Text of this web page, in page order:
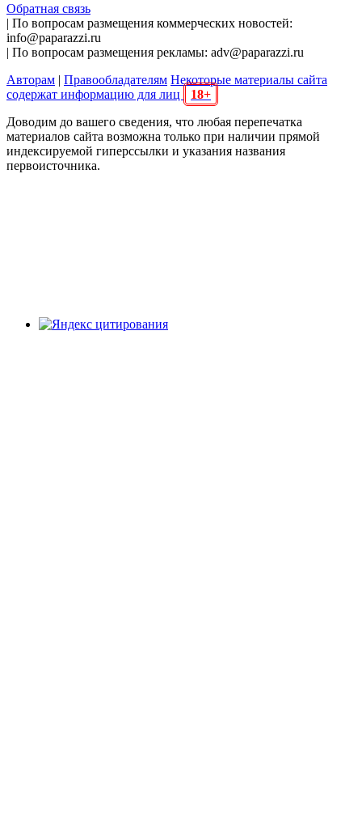
Обратная связь
| По вопросам размещения коммерческих новостей:
info@paparazzi.ru
| По вопросам размещения рекламы: adv@paparazzi.ru
Авторам | Правообладателям Некоторые материалы сайта
содержат информацию для лиц
18+
Доводим до вашего сведения, что любая перепечатка
материалов сайта возможна только при наличии прямой
индексируемой гиперссылки и указания названия
первоисточника.